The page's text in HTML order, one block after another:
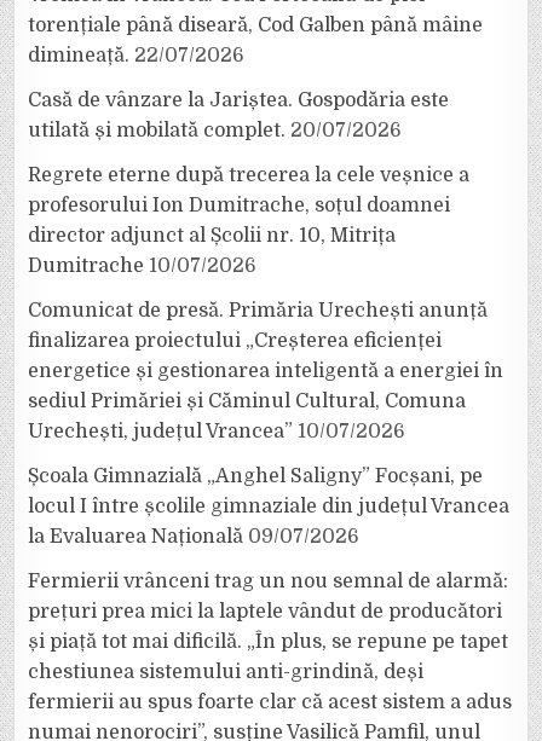
torențiale până diseară, Cod Galben până mâine
dimineață. 22/07/2026
Casă de vânzare la Jariștea. Gospodăria este
utilată și mobilată complet. 20/07/2026
Regrete eterne după trecerea la cele veșnice a
profesorului Ion Dumitrache, soțul doamnei
director adjunct al Școlii nr. 10, Mitrița
Dumitrache 10/07/2026
Comunicat de presă. Primăria Urechești anunță
finalizarea proiectului „Creșterea eficienței
energetice și gestionarea inteligentă a energiei în
sediul Primăriei și Căminul Cultural, Comuna
Urechești, județul Vrancea” 10/07/2026
Școala Gimnazială „Anghel Saligny” Focșani, pe
locul I între școlile gimnaziale din județul Vrancea
la Evaluarea Națională 09/07/2026
Fermierii vrânceni trag un nou semnal de alarmă:
prețuri prea mici la laptele vândut de producători
și piață tot mai dificilă. „În plus, se repune pe tapet
chestiunea sistemului anti-grindină, deși
fermierii au spus foarte clar că acest sistem a adus
numai nenorociri”, susține Vasilică Pamfil, unul